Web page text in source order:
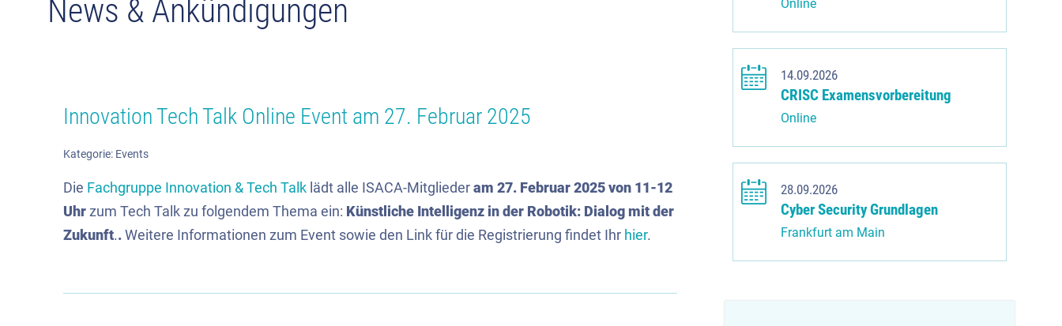
News & Ankündigungen
Innovation Tech Talk Online Event am 27. Februar 2025
Kategorie: Events
Die Fachgruppe Innovation & Tech Talk lädt alle ISACA-Mitglieder am 27. Februar 2025 von 11-12
Uhr zum Tech Talk zu folgendem Thema ein: Künstliche Intelligenz in der Robotik: Dialog mit der
Zukunft.. Weitere Informationen zum Event sowie den Link für die Registrierung findet Ihr hier.
Online
14.09.2026
CRISC Examensvorbereitung
Online
28.09.2026
Cyber Security Grundlagen
Frankfurt am Main